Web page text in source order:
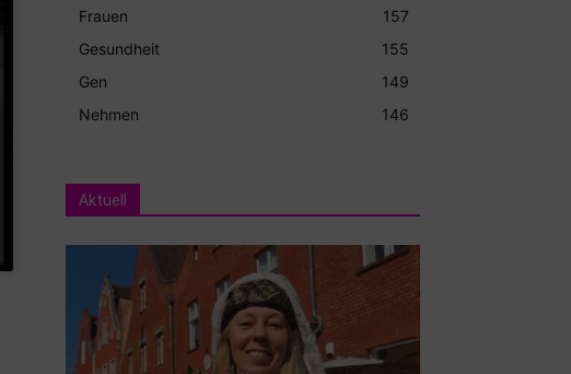
Frauen
157
Gesundheit
155
Gen
149
Nehmen
146
Aktuell